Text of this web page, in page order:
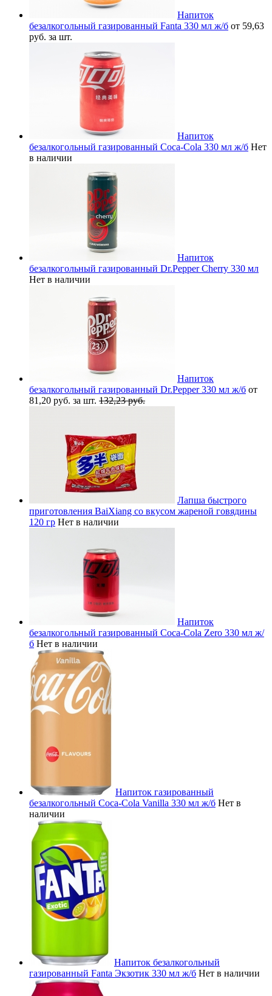
Напиток
безалкогольный газированный Fanta 330 мл ж/б от 59,63
руб. за шт.
Напиток
безалкогольный газированный Coca-Cola 330 мл ж/б Нет
в наличии
Напиток
безалкогольный газированный Dr.Pepper Cherry 330 мл
Нет в наличии
Напиток
безалкогольный газированный Dr.Pepper 330 мл ж/б от
81,20 руб. за шт. 132,23 руб.
Лапша быстрого
приготовления BaiXiang со вкусом жареной говядины
120 гр Нет в наличии
Напиток
безалкогольный газированный Coca-Cola Zero 330 мл ж/
б Нет в наличии
Напиток газированный
безалкогольный Coca-Cola Vanilla 330 мл ж/б Нет в
наличии
Напиток безалкогольный
газированный Fanta Экзотик 330 мл ж/б Нет в наличии